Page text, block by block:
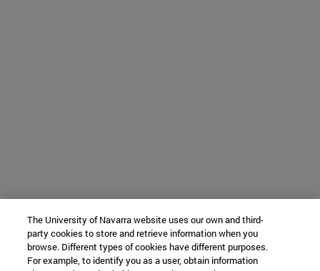
The University of Navarra website uses our own and third-
party cookies to store and retrieve information when you
browse. Different types of cookies have different purposes.
For example, to identify you as a user, obtain information